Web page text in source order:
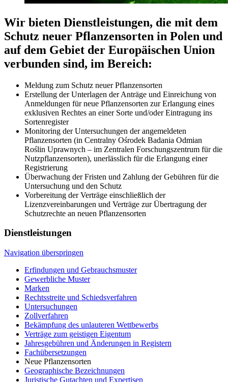
Wir bieten Dienstleistungen, die mit dem
Schutz neuer Pflanzensorten in Polen und
auf dem Gebiet der Europäischen Union
verbunden sind, im Bereich:
Meldung zum Schutz neuer Pflanzensorten
Erstellung der Unterlagen der Anträge und Einreichung von
Anmeldungen für neue Pflanzensorten zur Erlangung eines
exklusiven Rechtes an einer Sorte und/oder Eintragung ins
Sortenregister
Monitoring der Untersuchungen der angemeldeten
Pflanzensorten (in Centralny Ośrodek Badania Odmian
Roślin Uprawnych – im Zentralen Forschungszentrum für die
Nutzpflanzensorten), unerlässlich für die Erlangung einer
Registrierung
Überwachung der Fristen und Zahlung der Gebühren für die
Untersuchung und den Schutz
Vorbereitung der Verträge einschließlich der
Lizenzvereinbarungen und Verträge zur Übertragung der
Schutzrechte an neuen Pflanzensorten
Dienstleistungen
Navigation überspringen
Erfindungen und Gebrauchsmuster
Gewerbliche Muster
Marken
Rechtsstreite und Schiedsverfahren
Untersuchungen
Zollverfahren
Bekämpfung des unlauteren Wettbewerbs
Verträge zum geistigen Eigentum
Jahresgebühren und Änderungen in Registern
Fachübersetzungen
Neue Pflanzensorten
Geographische Bezeichnungen
Juristische Gutachten und Expertisen